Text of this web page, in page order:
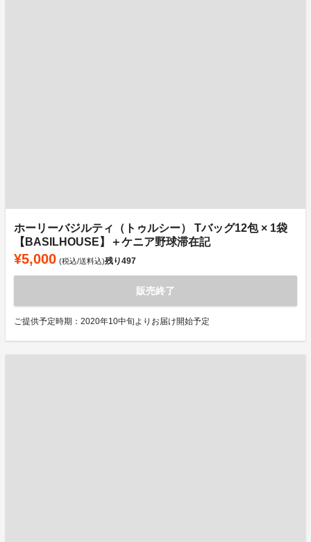
ホーリーバジルティ（トゥルシー） Tバッグ12包 × 1袋
【BASILHOUSE】＋ケニア野球滞在記
¥5,000 (税込/送料込)残り497
販売終了
ご提供予定時期：2020年10中旬よりお届け開始予定